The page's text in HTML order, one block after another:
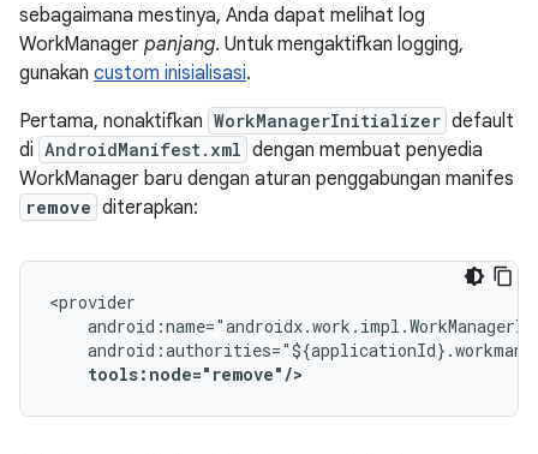
sebagaimana mestinya, Anda dapat melihat log
WorkManager panjang. Untuk mengaktifkan logging,
gunakan custom inisialisasi.
Pertama, nonaktifkan WorkManagerInitializer default
di AndroidManifest.xml dengan membuat penyedia
WorkManager baru dengan aturan penggabungan manifes
remove diterapkan:
tools:node="remove"/>